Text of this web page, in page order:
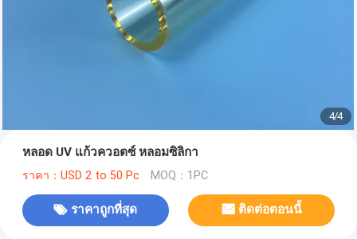
4/4
หลอด UV แก้วควอตซ์ หลอมซิลิกา
ราคา：USD 2 to 50 Pc MOQ：1PC
ราคาถูกที่สุด ติดต่อตอนนี้